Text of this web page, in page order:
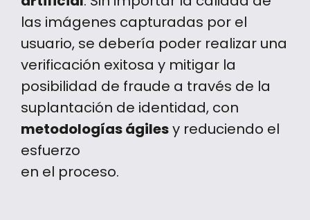
las imágenes capturadas por el
usuario, se debería poder realizar una
verificación exitosa y mitigar la
posibilidad de fraude a través de la
suplantación de identidad, con
metodologías ágilesy reduciendo el
esfuerzo
en el proceso.